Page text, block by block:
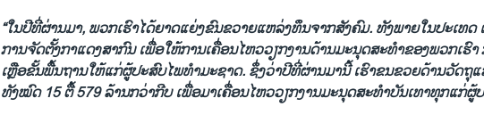
“ໃນປີທີ່ຜ່ານມາ, ພວກເຮົາໄດ້ຍາດແຍ່ງຂົນຂວາຍແຫລ່ງທຶນຈາກສັງຄົມ. ທັງພາຍໃນປະເທດ
ການ​ຈັດ​ຕັ້ງ​ກາ​ແດງ​ສາກົນ ​ເພື່ອໃຫ້​ການ​ເຄື່ອນ​ໄຫວ​ວຽກງານດ້ານ​ມະນຸດສະທຳຂອງພວກເຮົ
ເຫຼືອ​ຂັ້ນ​ພື້ນຖານ​ໃຫ້​ແກ່​ຜູ້​ປະສົບ​ໄພ​ທຳ​ມະ​ຊາດ. ຊຶ່ງ​ວ່າປີ​ທີ່ຜ່ານມາ​ນີ້ ເຮົາຂນຂວຍດ້ານວັດຖຸ
ທັງໝົດ 15 ຕື້ 579 ລ້ານກວ່າກີບ ເພື່ອມາເຄື່ອນໄຫວວຽກ​ງານ​ມະນຸດສະທຳ​ບັນເທາທຸກແກ່​ຜູ້​